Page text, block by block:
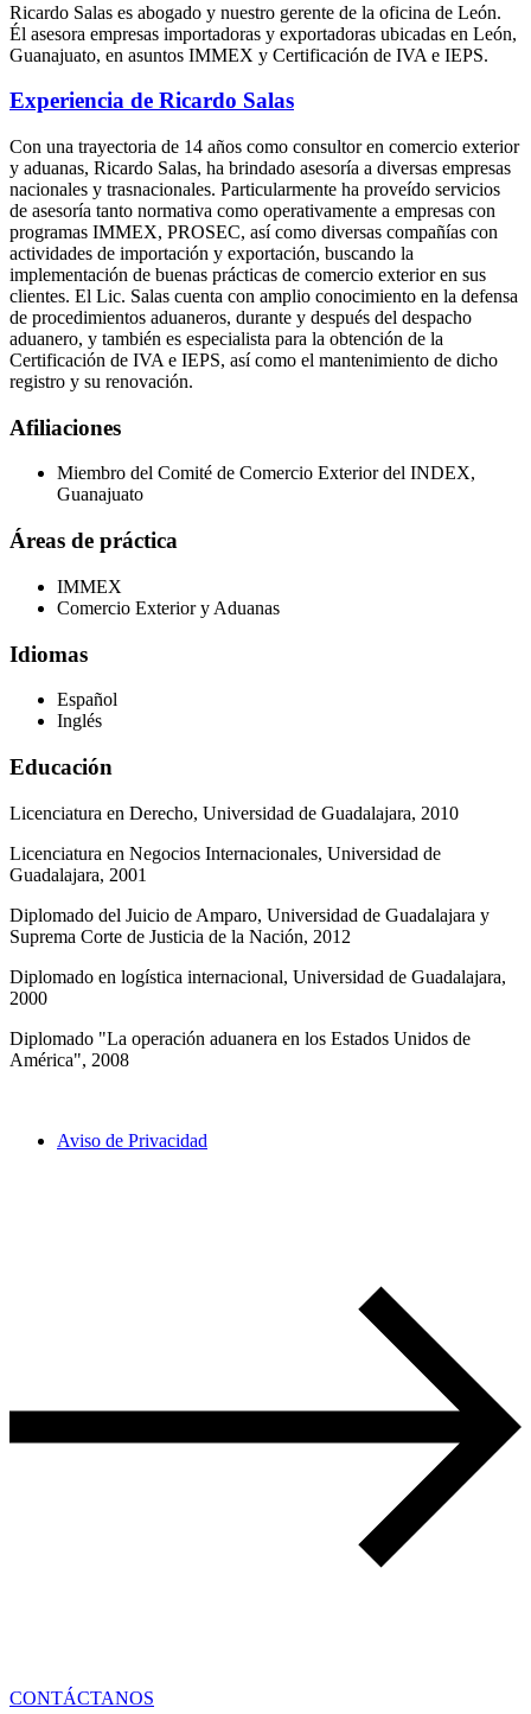
Ricardo Salas es abogado y nuestro gerente de la oficina de León.
Él asesora empresas importadoras y exportadoras ubicadas en León,
Guanajuato, en asuntos IMMEX y Certificación de IVA e IEPS.
Experiencia de Ricardo Salas
Con una trayectoria de 14 años como consultor en comercio exterior
y aduanas, Ricardo Salas, ha brindado asesoría a diversas empresas
nacionales y trasnacionales. Particularmente ha proveído servicios
de asesoría tanto normativa como operativamente a empresas con
programas IMMEX, PROSEC, así como diversas compañías con
actividades de importación y exportación, buscando la
implementación de buenas prácticas de comercio exterior en sus
clientes. El Lic. Salas cuenta con amplio conocimiento en la defensa
de procedimientos aduaneros, durante y después del despacho
aduanero, y también es especialista para la obtención de la
Certificación de IVA e IEPS, así como el mantenimiento de dicho
registro y su renovación.
Afiliaciones
Miembro del Comité de Comercio Exterior del INDEX,
Guanajuato
Áreas de práctica
IMMEX
Comercio Exterior y Aduanas
Idiomas
Español
Inglés
Educación
Licenciatura en Derecho, Universidad de Guadalajara, 2010
Licenciatura en Negocios Internacionales, Universidad de
Guadalajara, 2001
Diplomado del Juicio de Amparo, Universidad de Guadalajara y
Suprema Corte de Justicia de la Nación, 2012
Diplomado en logística internacional, Universidad de Guadalajara,
2000
Diplomado "La operación aduanera en los Estados Unidos de
América", 2008
Aviso de Privacidad
CONTÁCTANOS